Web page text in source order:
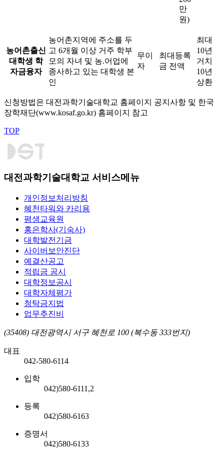
만
원)
농어촌출신
대학생 학
자금융자
농어촌지역에 주소를 두
고 6개월 이상 거주 학부
모의 자녀 및 농.어업에
종사하고 있는 대학생 본
인
무이
자
최대등록
금 전액
최대
10년
거치
10년
상환
신청방법은 대전과학기술대학교 홈페이지 공지사항 및 한국
장학재단(www.kosaf.go.kr) 홈페이지 참고
TOP
대전과학기술대학교 서비스메뉴
개인정보처리방침
혜천타워와 카리용
평생교육원
홍은학사(기숙사)
대학발전기금
사이버보안진단
예결산공고
적립금 공시
대학정보공시
대학자체평가
청탁금지법
업무추진비
(35408) 대전광역시 서구 혜천로 100 (복수동 333번지)
대표
042-580-6114
입학
042)580-6111,2
등록
042)580-6163
증명서
042)580-6133